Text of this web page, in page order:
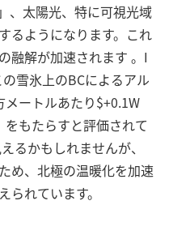
、太陽光、特に可視光域
るようになります。これ
融解が加速されます 。I
雪氷上のBCによるアル
ートルあたり$+0.1W
もたらすと評価されて
るかもしれませんが、
め、北極の温暖化を加速
られています。